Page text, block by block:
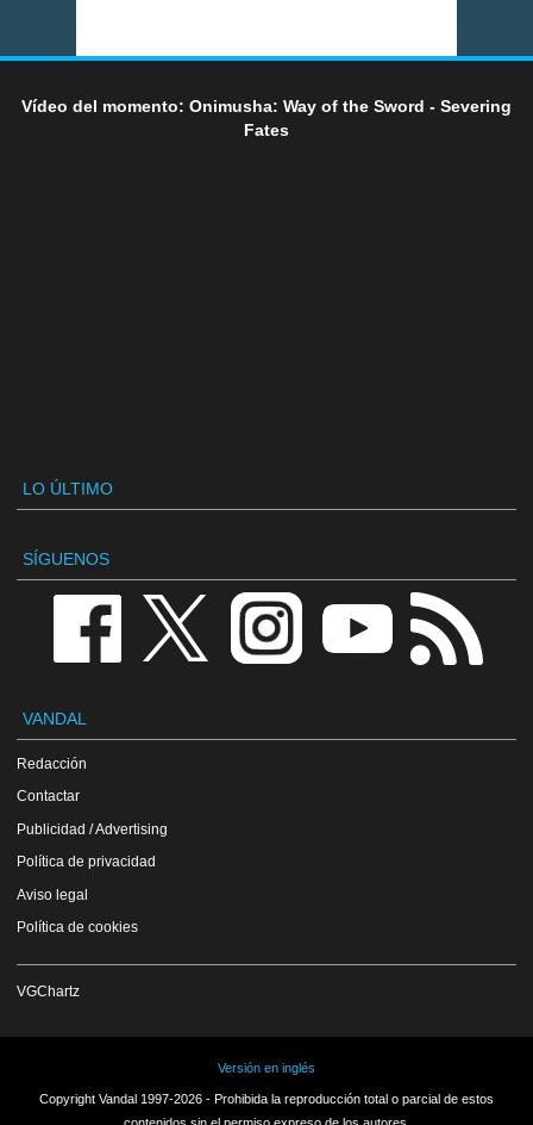
Vídeo del momento: Onimusha: Way of the Sword - Severing
Fates
LO ÚLTIMO
SÍGUENOS
VANDAL
Redacción
Contactar
Publicidad / Advertising
Política de privacidad
Aviso legal
Política de cookies
VGChartz
Versión en inglés
Copyright Vandal 1997-2026 - Prohibida la reproducción total o parcial de estos